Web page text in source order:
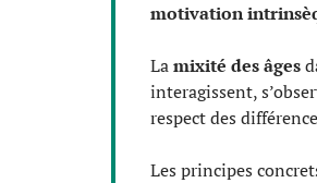
motivation
Lamixité des âges
interagissent,
respect des
Les principes